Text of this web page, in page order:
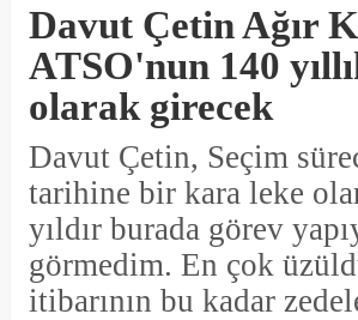
Davut Çetin Ağır
ATSO'nun 140
olarak girecek
Davut Çetin, Seçim
tarihine bir kara leke
yıldır burada görev
görmedim. En çok
itibarının bu kadar